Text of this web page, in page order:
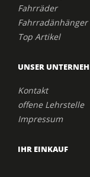
Fahrräder
Fahrradänhänger
Top Artikel
UNSER
Kontakt
offene Lehrstelle
Impressum
IHR EINKAUF